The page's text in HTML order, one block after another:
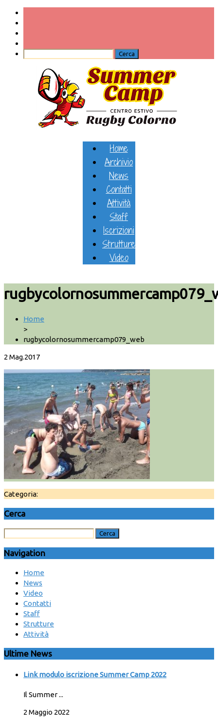
Home
Archivio
News
Contatti
Attività
Staff
Iscrizioni
Strutture
Video
Home
>
rugbycolornosummercamp079_web
2 Mag.2017
Categoria:
Cerca
Navigation
Home
News
Video
Contatti
Staff
Strutture
Attività
Ultime News
Link modulo iscrizione Summer Camp 2022
Il Summer ...
2 Maggio 2022